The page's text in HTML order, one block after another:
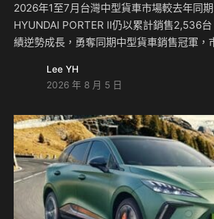
2026年1至7月台灣中型貨車市場較去年同期
HYUNDAI PORTER II仍以累計銷售2,536
績逆勢成長，勇奪同期中型貨車銷售冠軍，
HYUNDAI商用車產品實力與服務品質的肯定
累積的市場信任為基礎，HYUNDAI汽車本
專案，並由兼顧商務運輸與多元生活需求的
出「100萬元84期、首年月付6,999元」優
QT500同步祭出價值8萬元的自排升級免加
Lee YH
2026 年 8 月 5 日